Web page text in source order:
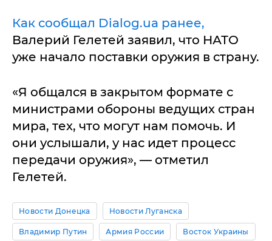
Как сообщал Dialog.ua ранее,
Валерий Гелетей заявил, что НАТО
уже начало поставки оружия в страну.
«Я общался в закрытом формате с
министрами обороны ведущих стран
мира, тех, что могут нам помочь. И
они услышали, у нас идет процесс
передачи оружия», — отметил
Гелетей.
Новости Донецка Новости Луганска
Владимир Путин Армия России Восток Украины